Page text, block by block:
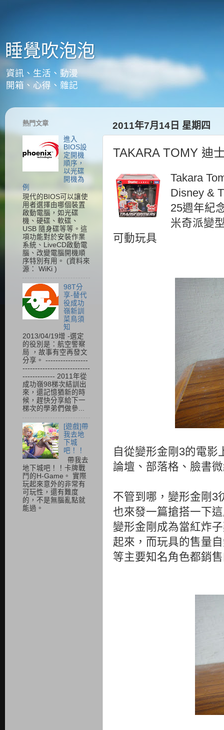
睡覺吹泡泡
資訊、生活、動漫
開箱、心得、雜記
2011年7月14日 星期四
TAKARA TOMY 迪
Takara
Disney &
25週年紀
米奇派變
可動玩具
自從變形金剛3的電
論壇、部落格、臉書
不管到哪，變形金剛3
也來發一篇搶搭一下
變形金剛成為當紅炸
起來，而玩具的售量
等主要知名角色都銷
熱門文章
進入
BIOS設
定開機
順序，
以光碟
開機為
例
現代的BIOS可以讓使
用者選擇由哪個裝置
啟動電腦，如光碟
機、硬碟、軟碟、
USB 隨身碟等等。這
項功能對於安裝作業
系統、LiveCD啟動電
腦、改變電腦開機順
序特別有用。 (資料來
源： WiKi )
98T分
享-替代
役成功
嶺新訓
菜鳥須
知
2013/04/19增 -選定
的役別是：航空警察
局 ，故事有空再發文
分享。 -----------------
---------------------------
------------- 2011年從
成功嶺98梯次結訓出
來，還記憶猶新的時
候，趕快分享給下一
梯次的學弟們做參...
[遊戲]帶
我去地
下城
吧！！
帶我去
地下城吧！！卡牌戰
鬥的H-Game。 實際
玩起來意外的非常有
可玩性，還有難度
的，不是無腦亂點就
能過。